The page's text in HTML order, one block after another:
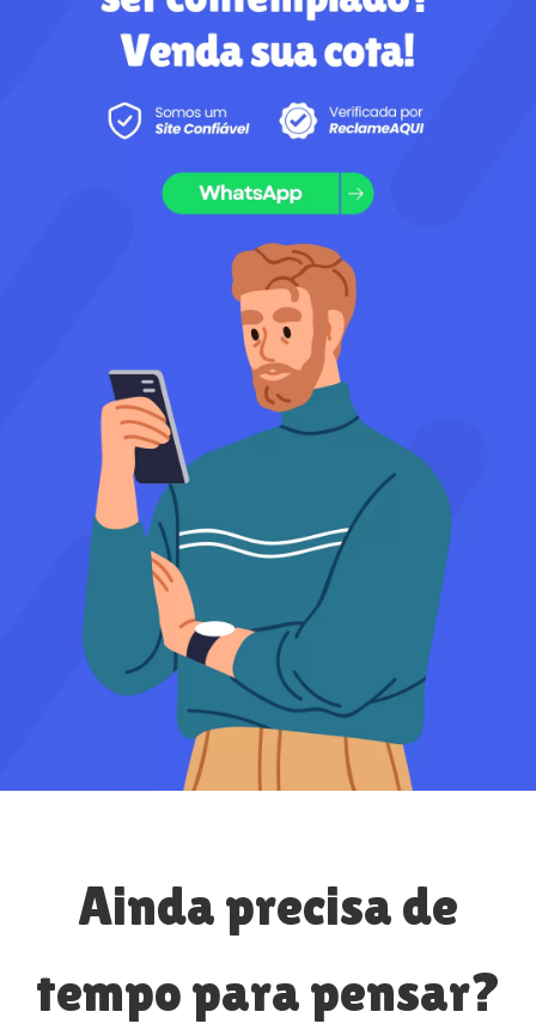
Ainda precisa de
tempo para pensar?